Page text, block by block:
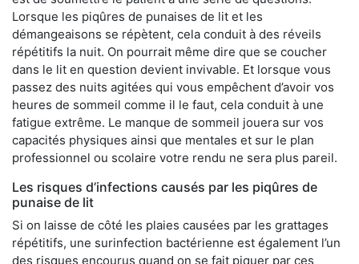
Lorsque les piqûres de punaises de lit et les
démangeaisons se répètent, cela conduit à des réveils
répétitifs la nuit. On pourrait même dire que se coucher
dans le lit en question devient invivable. Et lorsque vous
passez des nuits agitées qui vous empêchent d’avoir vos
heures de sommeil comme il le faut, cela conduit à une
fatigue extrême. Le manque de sommeil jouera sur vos
capacités physiques ainsi que mentales et sur le plan
professionnel ou scolaire votre rendu ne sera plus pareil.
Les risques d’infections causés par les piqûres de
punaise de lit
Si on laisse de côté les plaies causées par les grattages
répétitifs, une surinfection bactérienne est également l’un
des risques encourus quand on se fait piquer par ces